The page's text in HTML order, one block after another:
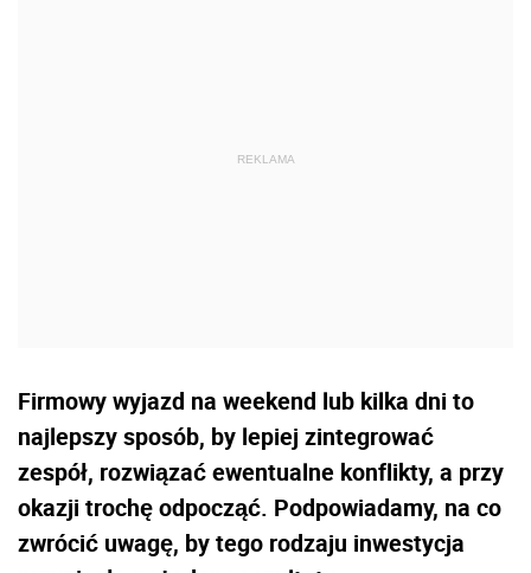
Firmowy wyjazd na weekend lub kilka dni to
najlepszy sposób, by lepiej zintegrować
zespół, rozwiązać ewentualne konflikty, a przy
okazji trochę odpocząć. Podpowiadamy, na co
zwrócić uwagę, by tego rodzaju inwestycja